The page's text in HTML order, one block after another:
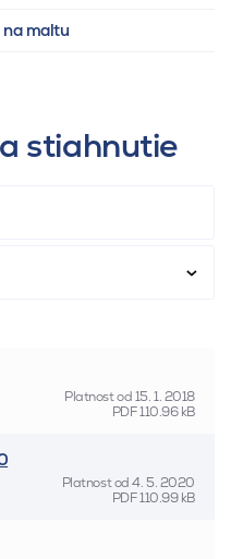
na maltu
stiahnutie
Platnost od15. 1. 2018
PDF110.96 kB
Platnost od4. 5. 2020
PDF110.99 kB